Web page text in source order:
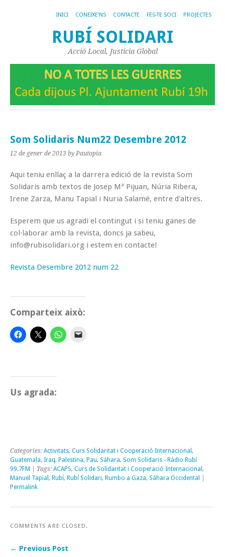
INICI CONEIXE’NS CONTACTE FES-TE SOCI PROJECTES
RUBÍ SOLIDARI
Acció Local, Justícia Global
Som Solidaris Num22 Desembre 2012
12 de gener de 2013 by Pautopia
Aqui teniu enllaç a la darrera edició de la revista Som
Solidaris amb textos de Josep Mª Pijuan, Núria Ribera,
Irene Zarza, Manu Tapial i Nuria Salamé, entre d'altres.
Esperem que us agradi el contingut i si teniu ganes de
col·laborar amb la revista, doncs ja sabeu,
info@rubisolidari.org i estem en contacte!
Revista Desembre 2012 num 22
Comparteix això:
Us agrada:
Categories: Activitats, Curs Solidaritat i Cooperació Internacional ,
Guatemala, Iraq, Palestina, Pau, Sáhara, Som Solidaris - Ràdio Rubí
99.7FM
| Tags: ACAPS, Curs de Solidaritat i Cooperació Internacional ,
Manuel Tapial , Rubí, Rubí Solidari, Rumbo a Gaza, Sáhara Occidental
Permalink
COMMENTS ARE CLOSED.
← Previous Post